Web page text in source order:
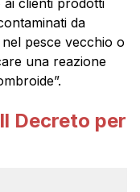
da
pesce vecchio o
una reazione
Il Decreto per